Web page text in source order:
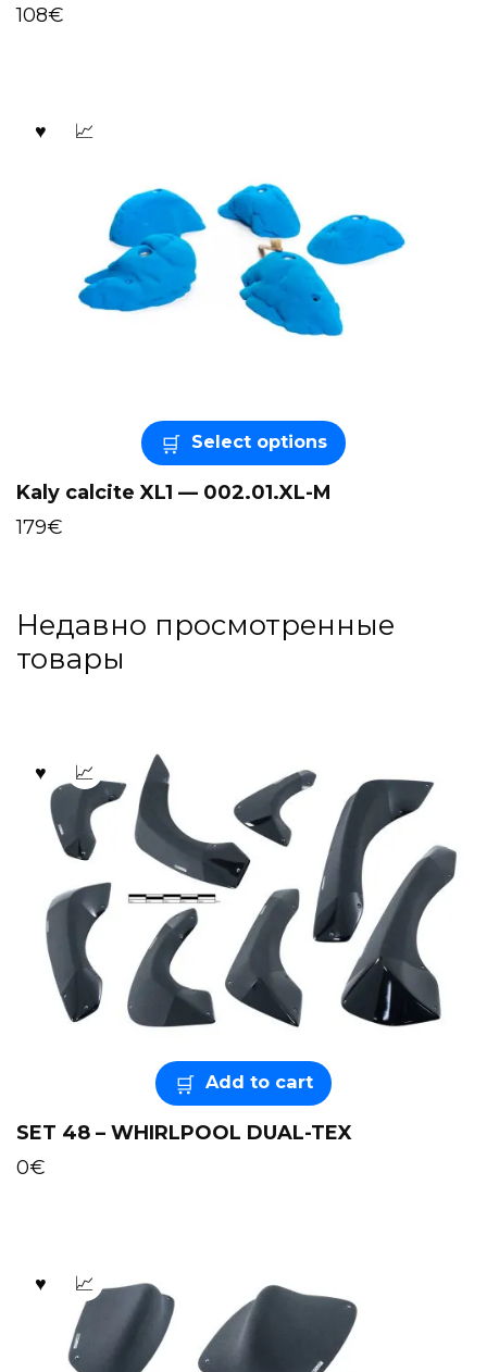
108€
Select options
Kaly calcite XL1 — 002.01.XL-M
179€
Недавно просмотренные
товары
Add to cart
SET 48 – WHIRLPOOL DUAL-TEX
0€